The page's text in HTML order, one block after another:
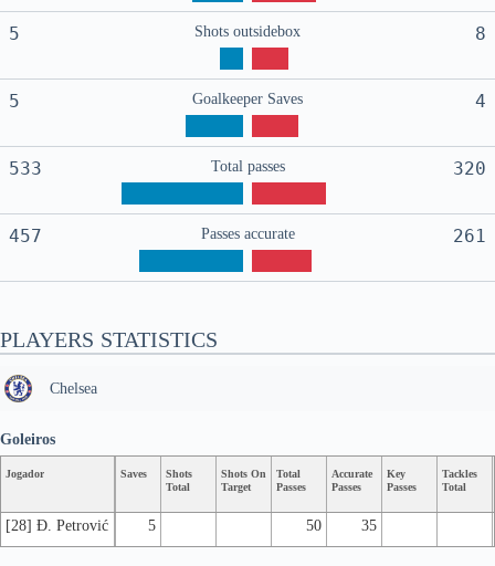
5 Shots outsidebox 8
5 Goalkeeper Saves 4
533 Total passes 320
457 Passes accurate 261
PLAYERS STATISTICS
Chelsea
Jogador Saves
Shots
Total
Shots On
Target
Total
Passes
Accurate
Passes
Key
Passes
Tackles
Total
[28] Đ. Petrović 5 50 35
Goleiros